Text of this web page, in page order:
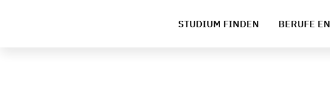
STUDIUM FINDEN BERUFE